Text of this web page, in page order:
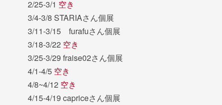
2/25-3/1 空き
3/4-3/8 STARIAさん個展
3/11-3/15 furafuさん個展
3/18-3/22 空き
3/25-3/29 fraise02さん個展
4/1-4/5 空き
4/8~4/12 空き
4/15-4/19 capriceさん個展